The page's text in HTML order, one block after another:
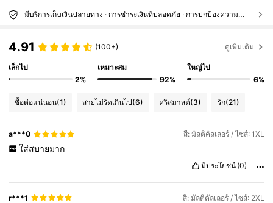
มีบริการเก็บเงินปลายทาง · การชำระเงินที่ปลอดภัย · การปกป้องความเป็นส่วนตัว
4.91 (100+) ดูเพิ่มเติม
เล็กไป
2%
เหมาะสม
92%
ใหญ่ไป
6%
ซื้อต่อแน่นอน(1) สายไม่รัดเกินไป(6) คริสมาสต์(3) รัก(21)
a***0 สี: มัลติคัลเลอร์ / ไซส์: 1XL
ใส่สบายมาก
มีประโยชน์ (0)
r***1 สี: มัลติคัลเลอร์ / ไซส์: 2XL